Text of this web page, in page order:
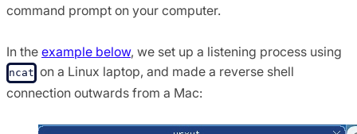
command prompt on your computer.
In the example below, we set up a listening process using
ncat on a Linux laptop, and made a reverse shell
connection outwards from a Mac: